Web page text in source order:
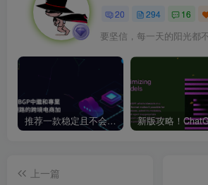
20 294 16
要坚信，每一天的阳光都
推荐一款稳定且不会跑路的VPN支持4K【VPN】
上一篇